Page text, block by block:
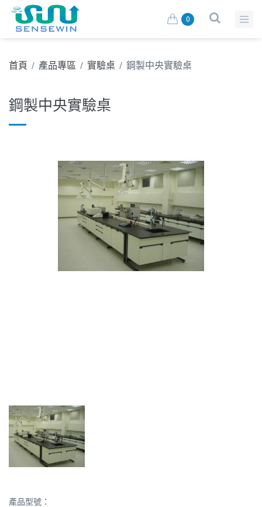
0
首頁 / 產品專區 / 實驗桌 / 鋼製中央實驗桌
鋼製中央實驗桌
產品型號：